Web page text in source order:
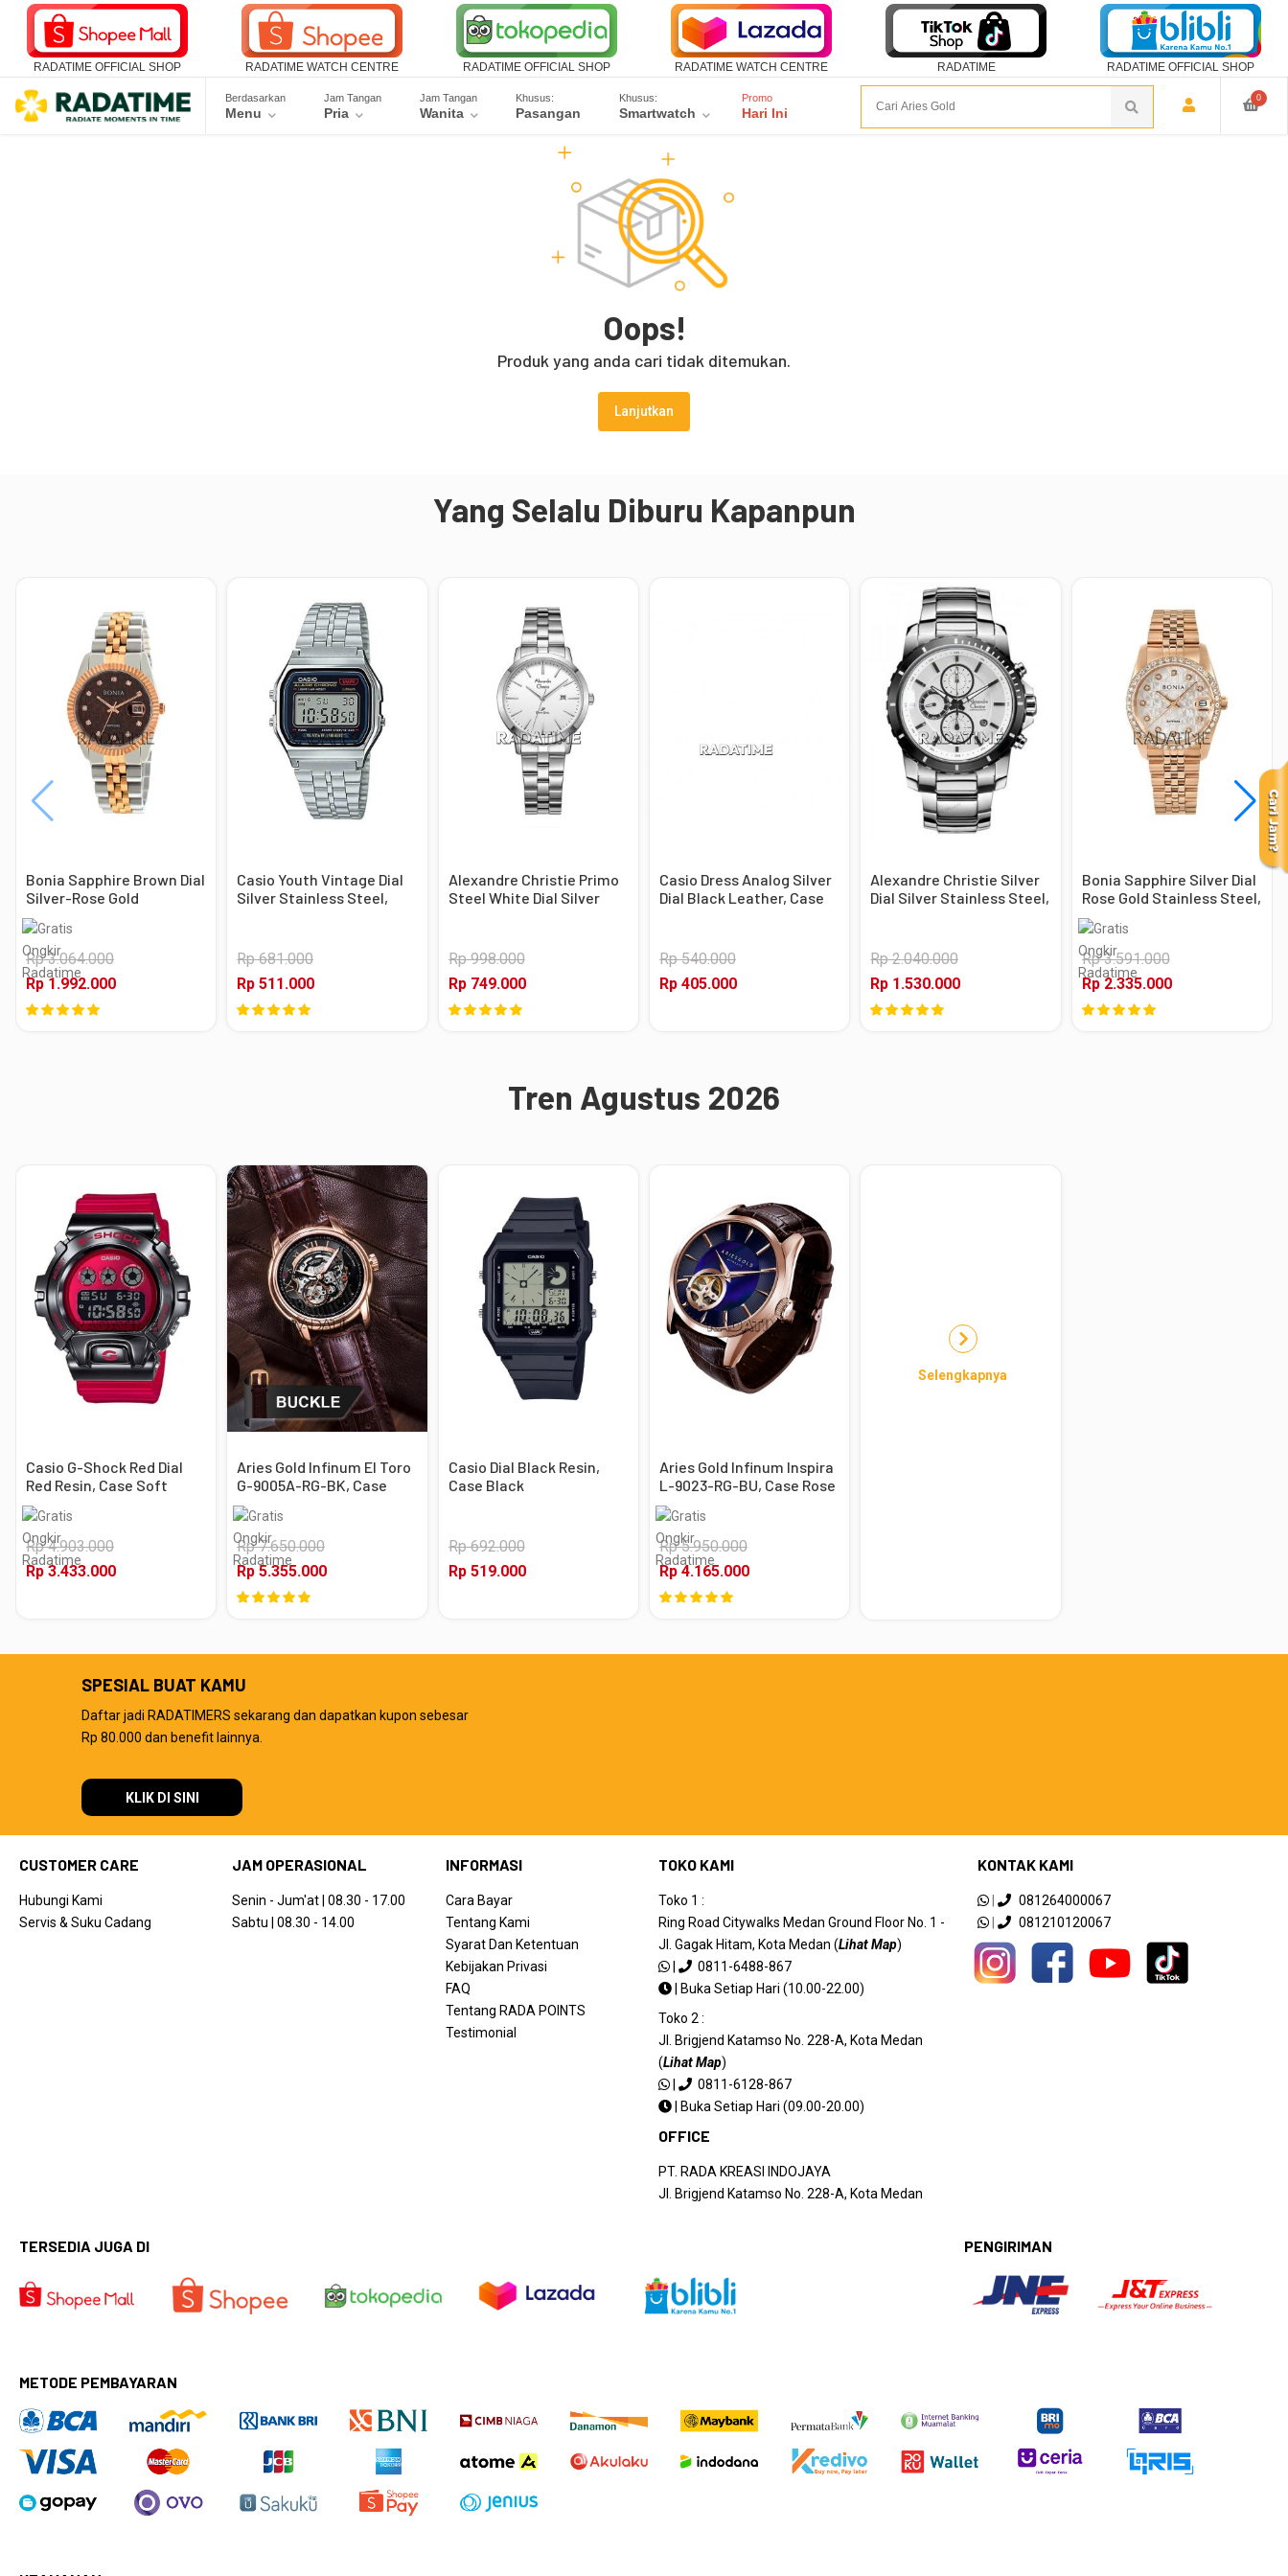
RADATIME OFFICIAL SHOP RADATIME WATCH CENTRE RADATIME OFFICIAL SHOP RADATIME WATCH CENTRE RADATIME RADATIME OFFICIAL SHOP
Berdasarkan
Menu
Jam Tangan
Pria
Jam Tangan
Wanita
Khusus:
Pasangan
Khusus:
Smartwatch
Promo
Hari Ini
0
Oops!
Produk yang anda cari tidak ditemukan.
Lanjutkan
Yang Selalu Diburu Kapanpun
Bonia Sapphire Brown Dial
Silver-Rose Gold
Stainless Steel, Case
Silver-Rose Gold
Rp 3.064.000
Rp 1.992.000
Casio Youth Vintage Dial
Silver Stainless Steel,
Rp 681.000
Rp 511.000
Alexandre Christie Primo
Steel White Dial Silver
Rp 998.000
Rp 749.000
Casio Dress Analog Silver
Dial Black Leather, Case
Rp 540.000
Rp 405.000
Alexandre Christie Silver
Dial Silver Stainless Steel,
Rp 2.040.000
Rp 1.530.000
Bonia Sapphire Silver Dial
Rose Gold Stainless Steel,
Case Rose Gold
Rp 3.591.000
Rp 2.335.000
Tren Agustus 2026
Casio G-Shock Red Dial
Red Resin, Case Soft
Black
Rp 4.903.000
Rp 3.433.000
Aries Gold Infinum El Toro
G-9005A-RG-BK, Case
Rose Gold
Rp 7.650.000
Rp 5.355.000
Casio Dial Black Resin,
Case Black
Rp 692.000
Rp 519.000
Aries Gold Infinum Inspira
L-9023-RG-BU, Case Rose
Gold
Rp 5.950.000
Rp 4.165.000
Selengkapnya
SPESIAL BUAT KAMU
Daftar jadi RADATIMERS sekarang dan dapatkan kupon sebesar
Rp 80.000 dan benefit lainnya.
KLIK DI SINI
CUSTOMER CARE
Hubungi Kami
Servis & Suku Cadang
JAM OPERASIONAL
Senin - Jum'at | 08.30 - 17.00
Sabtu | 08.30 - 14.00
INFORMASI
Cara Bayar
Tentang Kami
Syarat Dan Ketentuan
Kebijakan Privasi
FAQ
Tentang RADA POINTS
Testimonial
TOKO KAMI
Toko 1 :
Ring Road Citywalks Medan Ground Floor No. 1 -
Jl. Gagak Hitam, Kota Medan (Lihat Map)
|
0811-6488-867
|
Buka Setiap Hari (10.00-22.00)
Toko 2 :
Jl. Brigjend Katamso No. 228-A, Kota Medan
(Lihat Map)
|
0811-6128-867
|
Buka Setiap Hari (09.00-20.00)
OFFICE
PT. RADA KREASI INDOJAYA
Jl. Brigjend Katamso No. 228-A, Kota Medan
KONTAK KAMI
|
081264000067
|
081210120067
TERSEDIA JUGA DI PENGIRIMAN
METODE PEMBAYARAN